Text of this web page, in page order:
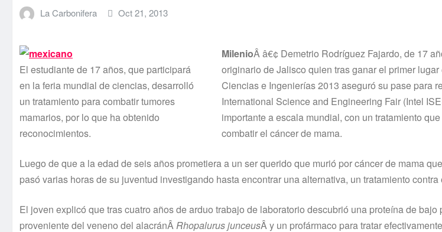
La Carbonifera Oct 21, 2013
El estudiante de 17 años, que participará
en la feria mundial de ciencias, desarrolló
un tratamiento para combatir tumores
mamarios, por lo que ha obtenido
reconocimientos.
MilenioÂ â€¢ Demetrio Rodrí­guez Fajardo, de 17
originario de Jalisco quien tras ganar el primer
Ciencias e Ingenierí­as 2013 aseguró su pase para
International Science and Engineering Fair (Intel
importante a escala mundial, con un tratamiento
combatir el cáncer de mama.
Luego de que a la edad de seis años prometiera a un ser querido que murió por cáncer de mama
pasó varias horas de su juventud investigando hasta encontrar una alternativa, un tratamiento contra
El joven explicó que tras cuatro años de arduo trabajo de laboratorio descubrió una proteí­na de
proveniente del veneno del alacránÂRhopalurus junceusÂ y un profármaco para tratar